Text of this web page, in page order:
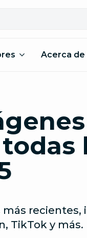
Acerca
más recientes,
TikTok y más.